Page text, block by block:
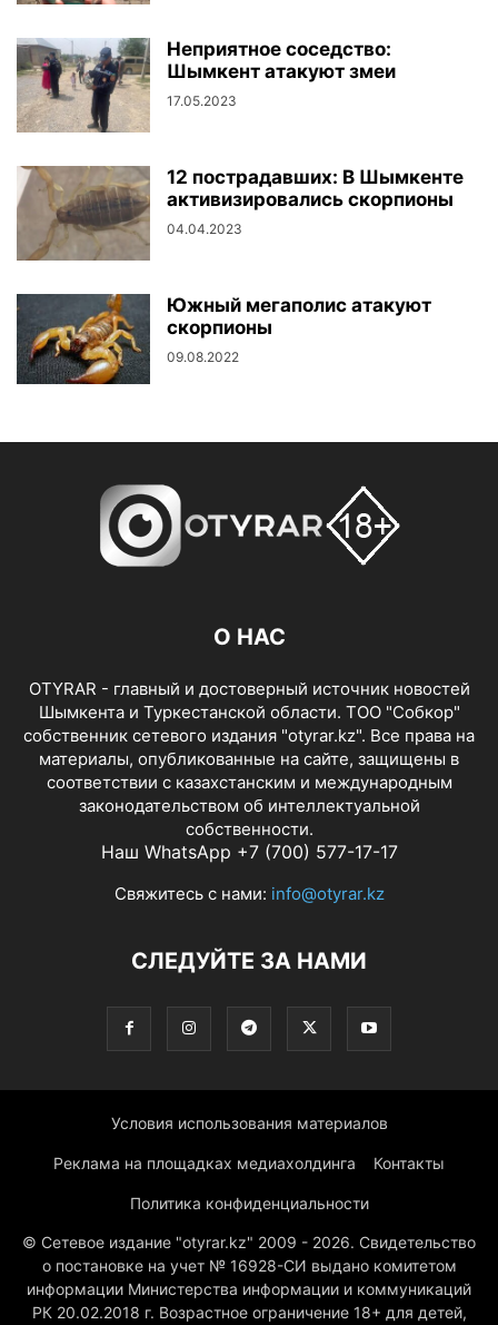
Неприятное соседство:
Шымкент атакуют змеи
17.05.2023
12 пострадавших: В Шымкенте
активизировались скорпионы
04.04.2023
Южный мегаполис атакуют
скорпионы
09.08.2022
О НАС
OTYRAR - главный и достоверный источник новостей
Шымкента и Туркестанской области. ТОО "Собкор"
собственник сетевого издания "otyrar.kz". Все права на
материалы, опубликованные на сайте, защищены в
соответствии с казахстанским и международным
законодательством об интеллектуальной
собственности.
Наш WhatsApp +7 (700) 577-17-17
Свяжитесь с нами: info@otyrar.kz
СЛЕДУЙТЕ ЗА НАМИ
Условия использования материалов
Реклама на площадках медиахолдинга Контакты
Политика конфиденциальности
© Сетевое издание "otyrar.kz" 2009 - 2026. Свидетельство
о постановке на учет № 16928-СИ выдано комитетом
информации Министерства информации и коммуникаций
РК 20.02.2018 г. Возрастное ограничение 18+ для детей,